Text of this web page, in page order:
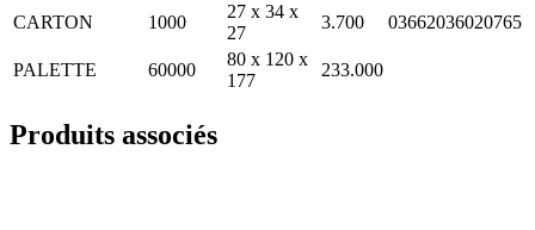
CARTON
1000
27 x 34 x
27
3.700 03662036020765
PALETTE 60000
80 x 120 x
177
233.000
Produits associés